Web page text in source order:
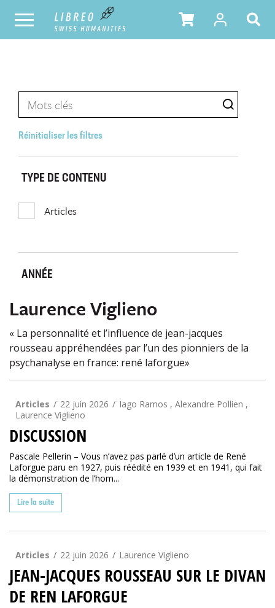
Réinitialiser les filtres
TYPE DE CONTENU
Articles
ANNÉE
Laurence Viglieno
« La personnalité et l’influence de jean-jacques
rousseau appréhendées par l’un des pionniers de la
psychanalyse en france: rené laforgue»
Articles 22 juin 2026
Iago Ramos , Alexandre Pollien ,
Laurence Viglieno
DISCUSSION
Pascale Pellerin – Vous n’avez pas parlé d’un article de René
Laforgue paru en 1927, puis réédité en 1939 et en 1941, qui fait
la démonstration de l’hom...
Lire la suite
Articles 22 juin 2026 Laurence Viglieno
JEAN-JACQUES ROUSSEAU SUR LE DIVAN
DE REN LAFORGUE